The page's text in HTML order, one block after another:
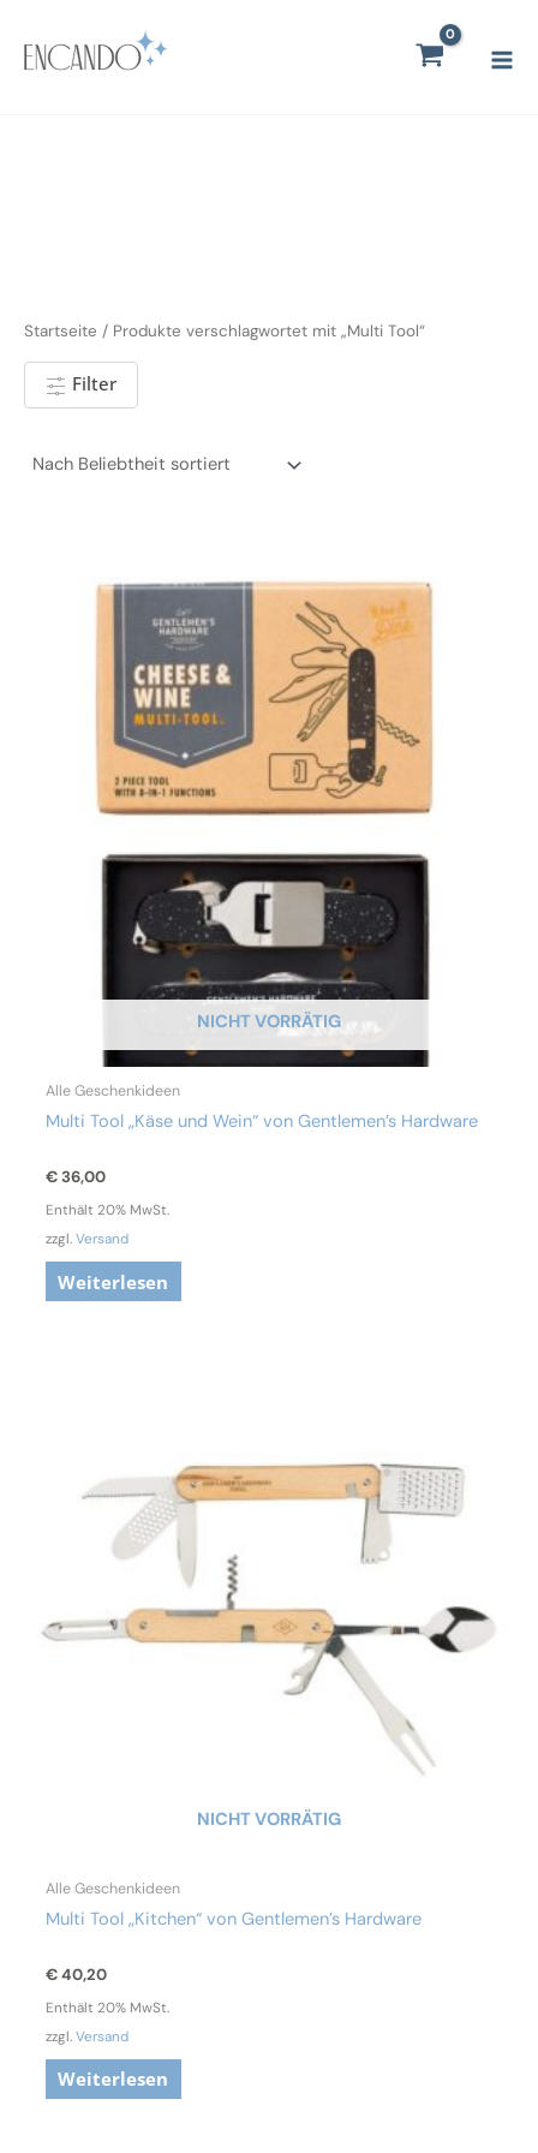
Inhalt
springen
Startseite / Produkte verschlagwortet mit „Multi Tool“
Filter
NICHT VORRÄTIG
Alle Geschenkideen
Multi Tool „Käse und Wein“ von Gentlemen’s Hardware
€36,00
Enthält 20% MwSt.
zzgl.Versand
Weiterlesen
NICHT VORRÄTIG
Alle Geschenkideen
Multi Tool „Kitchen“ von Gentlemen’s Hardware
€40,20
Enthält 20% MwSt.
zzgl.Versand
Weiterlesen